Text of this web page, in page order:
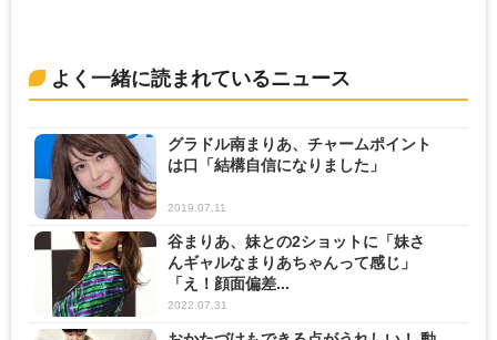
よく一緒に読まれているニュース
グラドル南まりあ、チャームポイント
は口「結構自信になりました」
2019.07.11
谷まりあ、妹との2ショットに「妹さ
んギャルなまりあちゃんって感じ」
「え！顔面偏差...
2022.07.31